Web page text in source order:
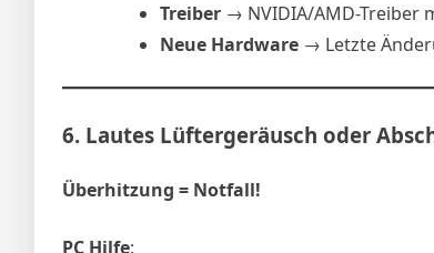
Treiber → NVIDIA/AMD-Treiber
Neue Hardware → Letzte
6. Lautes Lüftergeräusch oder
Überhitzung = Notfall!
PC Hilfe: